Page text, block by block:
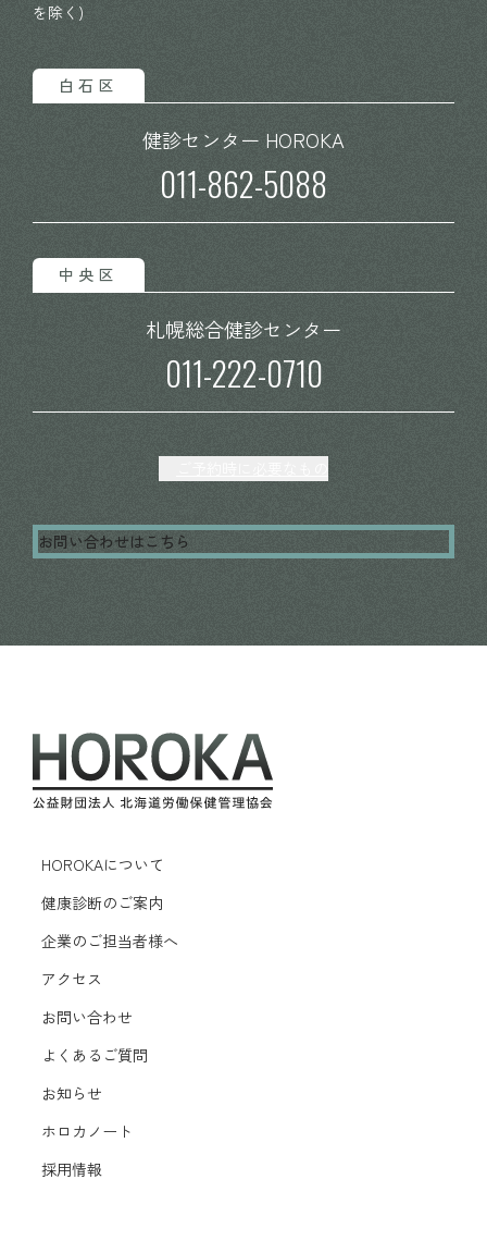
を除く)
白石区
健診センター HOROKA
011-862-5088
中央区
札幌総合健診センター
011-222-0710
お問い合わせはこちら
HOROKAについて
健康診断のご案内
企業のご担当者様へ
アクセス
お問い合わせ
よくあるご質問
お知らせ
ホロカノート
採用情報